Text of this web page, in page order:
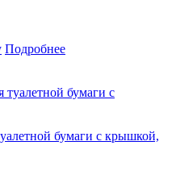
Подробнее
бумаги с крышкой,